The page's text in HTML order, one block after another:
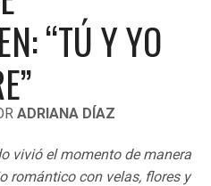
“TÚ Y YO
ADRIANA DÍAZ
vivió el momento de manera
romántico con velas, flores y